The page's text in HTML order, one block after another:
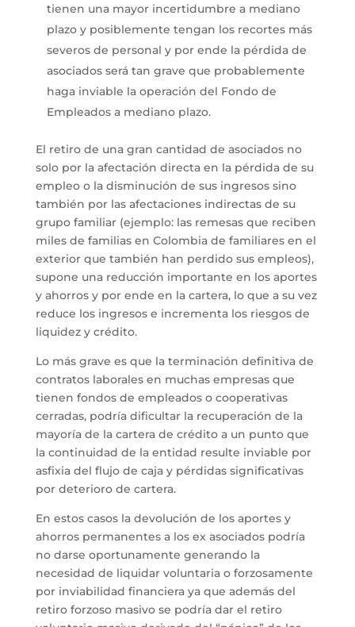
tienen una mayor incertidumbre a mediano
plazo y posiblemente tengan los recortes más
severos de personal y por ende la pérdida de
asociados será tan grave que probablemente
haga inviable la operación del Fondo de
Empleados a mediano plazo.
El retiro de una gran cantidad de asociados no
solo por la afectación directa en la pérdida de su
empleo o la disminución de sus ingresos sino
también por las afectaciones indirectas de su
grupo familiar (ejemplo: las remesas que reciben
miles de familias en Colombia de familiares en el
exterior que también han perdido sus empleos),
supone una reducción importante en los aportes
y ahorros y por ende en la cartera, lo que a su vez
reduce los ingresos e incrementa los riesgos de
liquidez y crédito.
Lo más grave es que la terminación definitiva de
contratos laborales en muchas empresas que
tienen fondos de empleados o cooperativas
cerradas, podría dificultar la recuperación de la
mayoría de la cartera de crédito a un punto que
la continuidad de la entidad resulte inviable por
asfixia del flujo de caja y pérdidas significativas
por deterioro de cartera.
En estos casos la devolución de los aportes y
ahorros permanentes a los ex asociados podría
no darse oportunamente generando la
necesidad de liquidar voluntaria o forzosamente
por inviabilidad financiera ya que además del
retiro forzoso masivo se podría dar el retiro